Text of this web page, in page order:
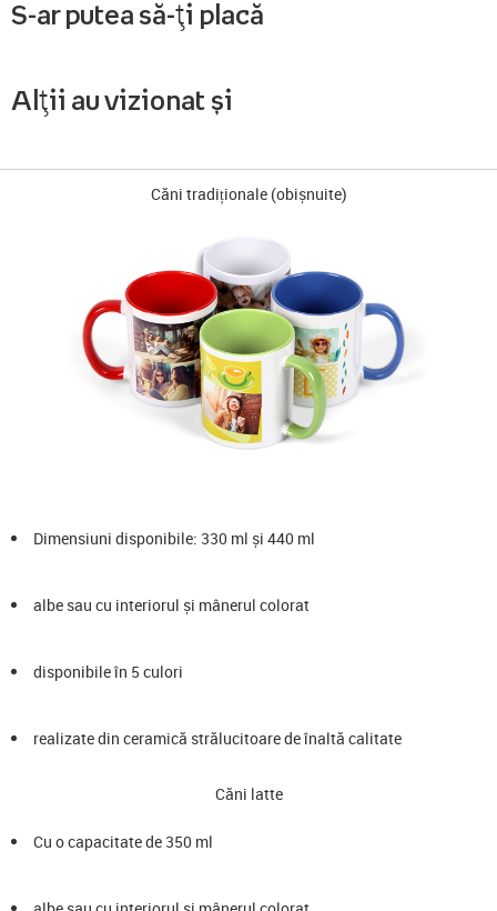
S-ar putea să-ți placă
Alții au vizionat și
Căni tradiționale (obișnuite)
Dimensiuni disponibile: 330 ml și 440 ml
albe sau cu interiorul și mânerul colorat
disponibile în 5 culori
realizate din ceramică strălucitoare de înaltă calitate
Căni latte
Cu o capacitate de 350 ml